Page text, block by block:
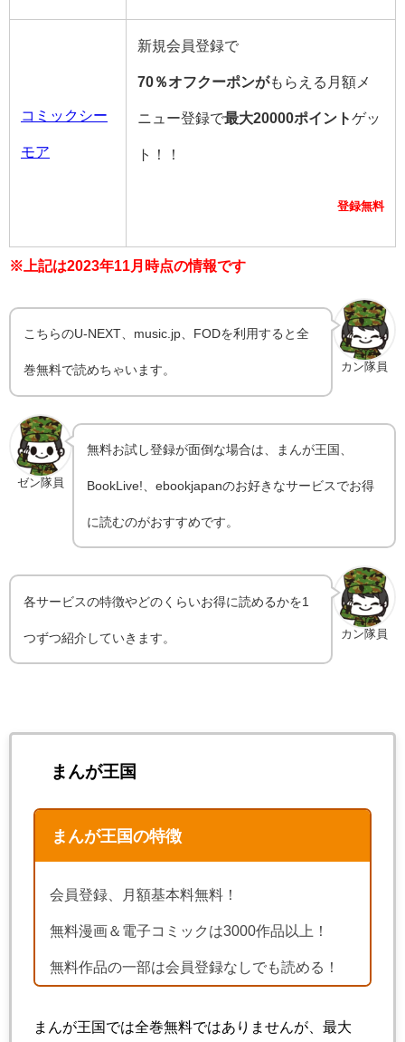
コミックシー
モア
新規会員登録で
70％オフクーポンがもらえる月額メ
ニュー登録で最大20000ポイントゲッ
ト！！
登録無料
※上記は2023年11月 時点の情報です
カン隊員
こちらのU-NEXT、music.jp、FODを利用すると全
巻無料で読めちゃいます。
ゼン隊員
無料お試し登録が面倒な場合は、まんが王国、
BookLive!、ebookjapanのお好きなサービスでお得
に読むのがおすすめです。
カン隊員
各サービスの特徴やどのくらいお得に読めるかを1
つずつ紹介していきます。
まんが王国
まんが王国の特徴
会員登録、月額基本料無料！
無料漫画＆電子コミックは3000作品以上！
無料作品の一部は会員登録なしでも読める！
まんが王国では全巻無料ではありませんが、最大